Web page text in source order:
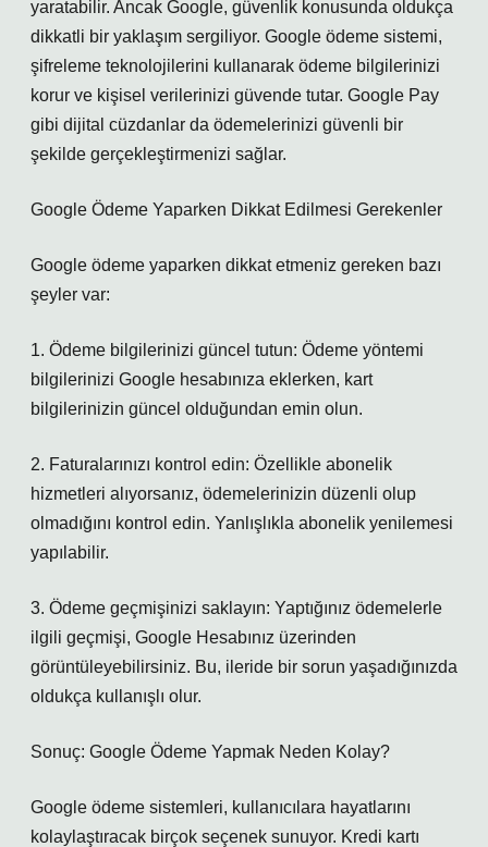
yaratabilir. Ancak Google, güvenlik konusunda oldukça
dikkatli bir yaklaşım sergiliyor. Google ödeme sistemi,
şifreleme teknolojilerini kullanarak ödeme bilgilerinizi
korur ve kişisel verilerinizi güvende tutar. Google Pay
gibi dijital cüzdanlar da ödemelerinizi güvenli bir
şekilde gerçekleştirmenizi sağlar.
Google Ödeme Yaparken Dikkat Edilmesi Gerekenler
Google ödeme yaparken dikkat etmeniz gereken bazı
şeyler var:
1. Ödeme bilgilerinizi güncel tutun: Ödeme yöntemi
bilgilerinizi Google hesabınıza eklerken, kart
bilgilerinizin güncel olduğundan emin olun.
2. Faturalarınızı kontrol edin: Özellikle abonelik
hizmetleri alıyorsanız, ödemelerinizin düzenli olup
olmadığını kontrol edin. Yanlışlıkla abonelik yenilemesi
yapılabilir.
3. Ödeme geçmişinizi saklayın: Yaptığınız ödemelerle
ilgili geçmişi, Google Hesabınız üzerinden
görüntüleyebilirsiniz. Bu, ileride bir sorun yaşadığınızda
oldukça kullanışlı olur.
Sonuç: Google Ödeme Yapmak Neden Kolay?
Google ödeme sistemleri, kullanıcılara hayatlarını
kolaylaştıracak birçok seçenek sunuyor. Kredi kartı